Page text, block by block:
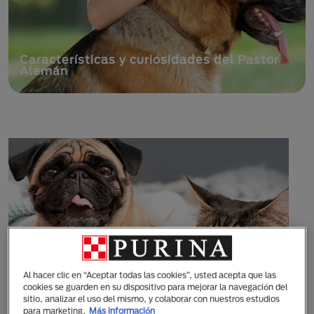
Gato o perro en adopción, requisitos y
beneficios
Al hacer clic en “Aceptar todas las cookies”, usted acepta que las
cookies se guarden en su dispositivo para mejorar la navegación del
sitio, analizar el uso del mismo, y colaborar con nuestros estudios
para marketing.
Más información